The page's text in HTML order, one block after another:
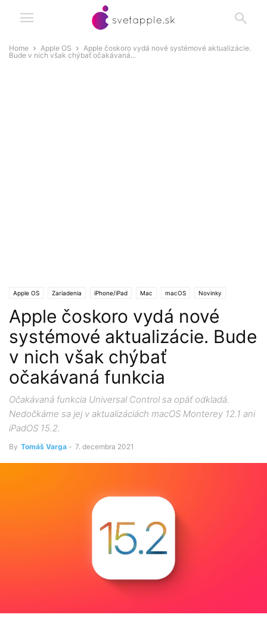
Home Apple OS
Apple čoskoro vydá nové systémové aktualizácie.
Bude v nich však chýbať očakávaná...
Apple OS Zariadenia iPhone/iPad Mac macOS Novinky
Apple čoskoro vydá nové
systémové aktualizácie. Bude
v nich však chýbať
očakávaná funkcia
Očakávaná funkcia Universal Control sa opäť odkladá.
Nedočkáme sa jej v aktualizáciách macOS Monterey 12.1 ani
iPadOS 15.2.
By Tomáš Varga - 7. decembra 2021